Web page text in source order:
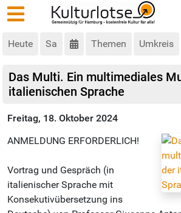
Heute Sa Themen Umkreis
Das Multi. Ein multimediales
italienischen Sprache
Freitag, 18. Oktober 2024
ANMELDUNG ERFORDERLICH!
Vortrag und Gespräch (in
italienischer Sprache mit
Konsekutivübersetzung ins